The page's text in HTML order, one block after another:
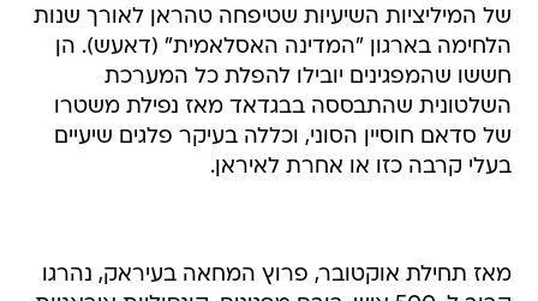
של המיליציות השיעיות שטיפחה טהראן לאורך שנות
הלחימה בארגון "המדינה האסלאמית" (דאעש). הן
חששו שהמפגינים יובילו להפלת כל המערכת
השלטונית שהתבססה בבגדאד מאז נפילת משטרו
של סדאם חוסיין הסוני, וכללה בעיקר פלגים שיעיים
בעלי קרבה כזו או אחרת לאיראן.
מאז תחילת אוקטובר, פרוץ המחאה בעיראק, נהרגו